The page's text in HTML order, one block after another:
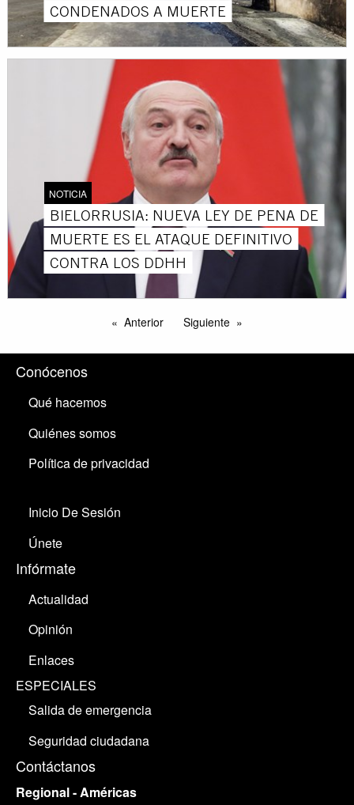
CONDENADOS A MUERTE
NOTICIA
BIELORRUSIA: NUEVA LEY DE PENA DE
MUERTE ES EL ATAQUE DEFINITIVO
CONTRA LOS DDHH
Anterior Siguiente
Conócenos
Qué hacemos
Quiénes somos
Política de privacidad
Inicio De Sesión
Únete
Infórmate
Actualidad
Opinión
Enlaces
ESPECIALES
Salida de emergencia
Seguridad ciudadana
Contáctanos
Regional - Américas